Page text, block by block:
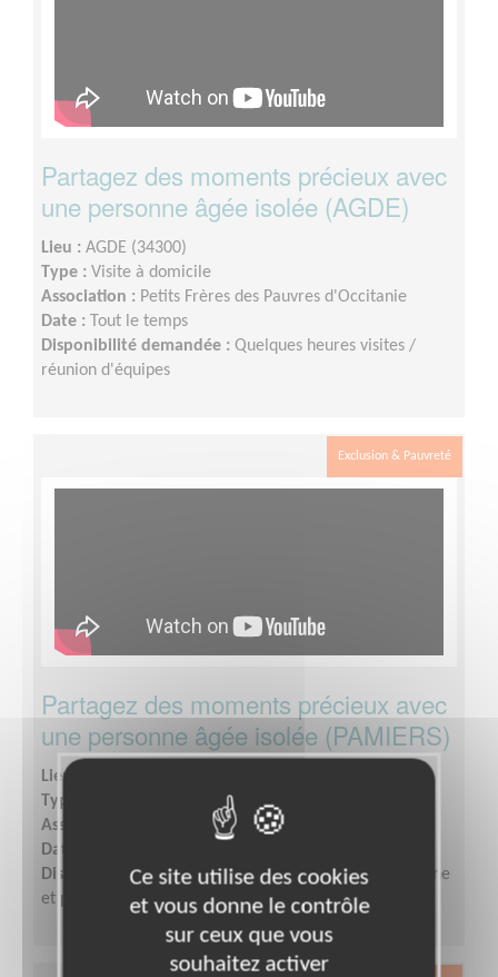
Partagez des moments précieux avec
une personne âgée isolée (AGDE)
Lieu : AGDE (34300)
Type : Visite à domicile
Association : Petits Frères des Pauvres d'Occitanie
Date : Tout le temps
Disponibilité demandée : Quelques heures visites /
réunion d'équipes
Exclusion & Pauvreté
Partagez des moments précieux avec
une personne âgée isolée (PAMIERS)
Lieu :
Type :
Association :
Petits Frères des Pauvres d'Occitanie
Date :
Disponibilité demandée :Quelques heures par semaine
et participation aux réunions d'équipe.
Ce site utilise des cookies
et vous donne le contrôle
sur ceux que vous
souhaitez activer